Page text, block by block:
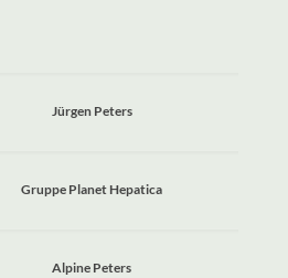
Jürgen Peters
Gruppe Planet Hepatica
Alpine Peters